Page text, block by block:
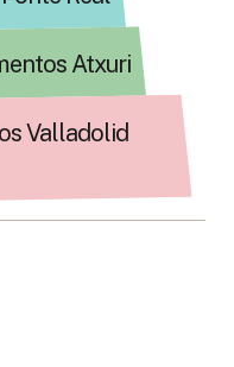
Atxuri
Valladolid